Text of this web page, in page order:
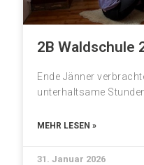
2B Waldschule
Ende Jänner
unterhaltsame
MEHR LESEN »
31. Januar 2026